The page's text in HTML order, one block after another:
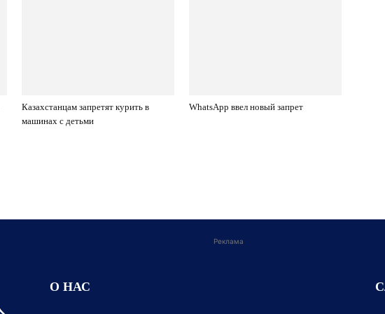
Казахстанцам запретят курить в
машинах с детьми
WhatsApp ввел новый запрет
Реклама
О НАС